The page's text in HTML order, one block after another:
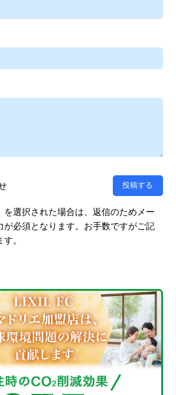
選択された場合は、返信のためメー
が必須となります。お手数ですがご記
。